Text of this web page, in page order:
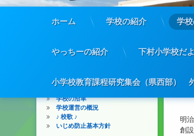
ホーム 学校の紹介 学
やっちーの紹介 下村小学校だ
小学校教育課程研究集会（県西部）
明
創
メニュー
学校の紹介
学校の沿革
学校運営の概況
♪ 校歌 ♪
いじめ防止基本方針